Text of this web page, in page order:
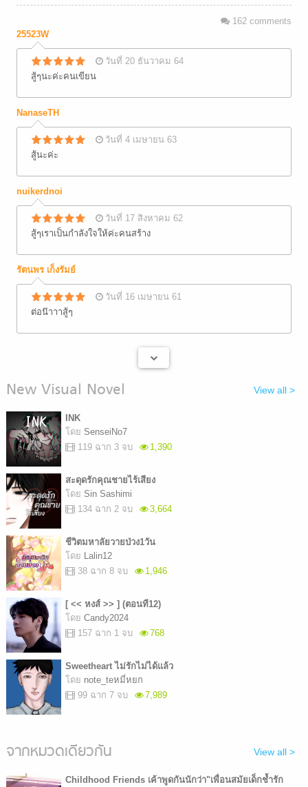
162comments
25523W
วันที่ 20 ธันวาคม 64
สู้ๆนะค่ะคนเขียน
NanaseTH
วันที่ 4 เมษายน 63
สู้นะค่ะ
nuikerdnoi
วันที่ 17 สิงหาคม 62
สู้ๆเราเป็นกำลังใจให้ค่ะคนสร้าง
รัตนพร เก็งรัมย์
วันที่ 16 เมษายน 61
ต่อน๊าาาสู้ๆ
New Visual Novel View all >
INK
โดย SenseiNo7
119 ฉาก 3 จบ
1,390
สะดุดรักคุณชายไร้เสียง
โดย Sin Sashimi
134 ฉาก 2 จบ
3,664
ชีวิตมหาลัยวายป่วง1วัน
โดย
Lalin12
38 ฉาก 8 จบ
1,946
[ << หงส์ >> ] (ตอนที12)
โดย Candy2024
157 ฉาก 1 จบ
768
Sweetheart ไม่รักไม่ได้แล้ว
โดย note_teหมี่หยก
99 ฉาก 7 จบ
7,989
จากหมวดเดียวกัน View all >
Childhood Friends เค้าพูดกันนักว่า"เพื่อนสมัยเด็กช้ำรัก